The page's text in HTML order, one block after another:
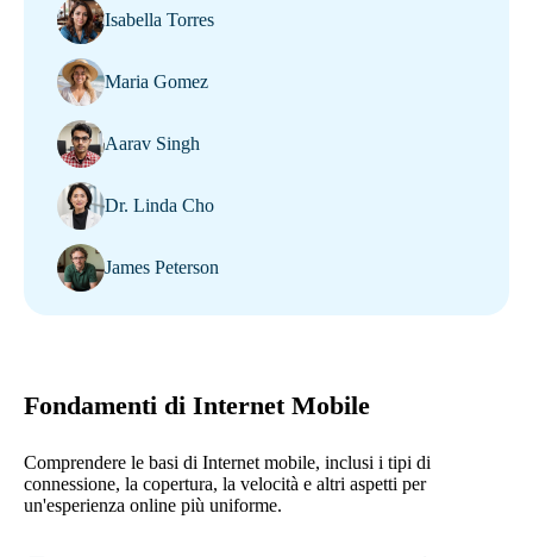
Isabella Torres
Maria Gomez
Aarav Singh
Dr. Linda Cho
James Peterson
Fondamenti di Internet Mobile
Comprendere le basi di Internet mobile, inclusi i tipi di
connessione, la copertura, la velocità e altri aspetti per
un'esperienza online più uniforme.